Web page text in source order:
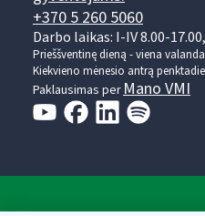
+370 5 260 5060
Darbo laikas: I-IV 8.00-
Prieššventinę dieną - viena
Kiekvieno mėnesio antrą
Paklausimas per Mano VMI